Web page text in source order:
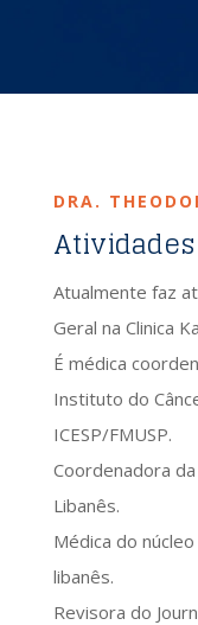
DRA.
Atualmente faz
Geral na Clinica
É médica
Instituto do
ICESP/FMUSP.
Coordenadora
Libanês.
Médica do
libanês.
Revisora do